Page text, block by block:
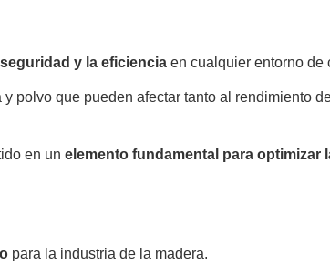
y la eficiencia en cualquier entorno de
polvo que pueden afectar tanto al rendimiento
en un elemento fundamental para optimizar
para la industria de la madera.